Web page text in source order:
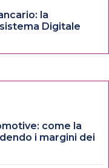
la
Digitale
come la
i margini dei